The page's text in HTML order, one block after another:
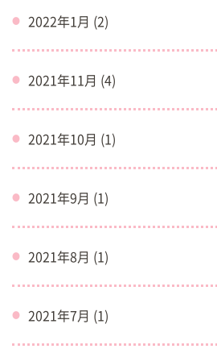
2022年1月 (2)
2021年11月 (4)
2021年10月 (1)
2021年9月 (1)
2021年8月 (1)
2021年7月 (1)